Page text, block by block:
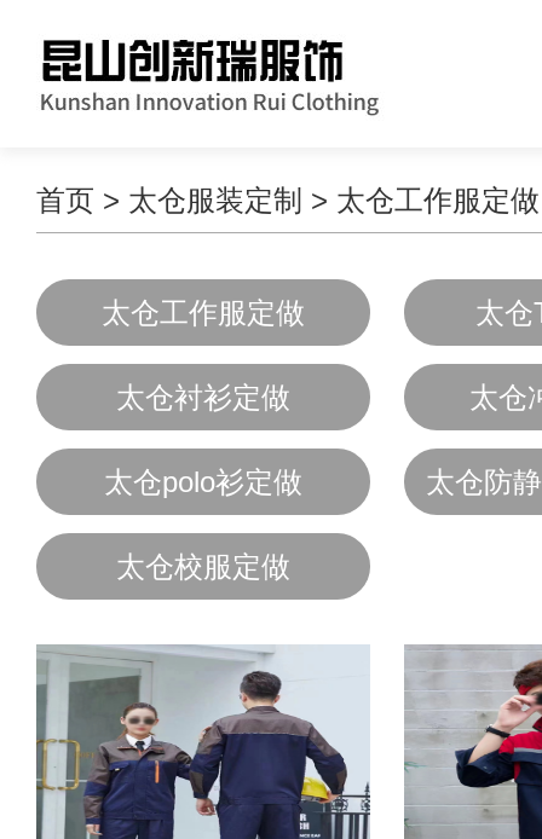
首页 > 太仓服装定制 > 太仓工作服定做
太仓工作服定做 太仓
太仓衬衫定做 太仓
太仓polo衫定做 太仓防
太仓校服定做